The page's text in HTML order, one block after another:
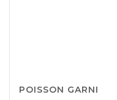
POISSON GARNI